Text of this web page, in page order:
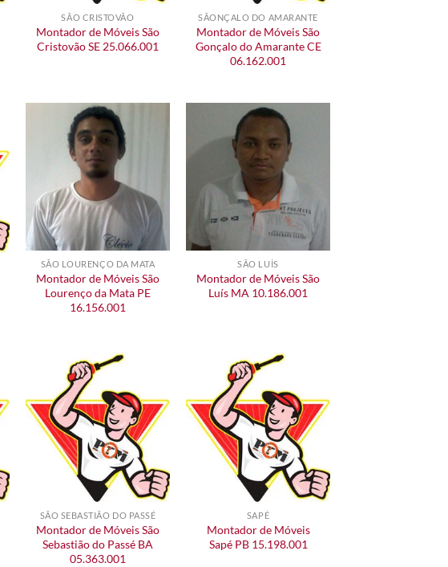
SÃO CRISTOVÃO
Montador de Móveis São
Cristovão SE 25.066.001
SÃONÇALO DO AMARANTE
Montador de Móveis São
Gonçalo do Amarante CE
06.162.001
SÃO LOURENÇO DA MATA
Montador de Móveis São
Lourenço da Mata PE
16.156.001
SÃO LUÍS
Montador de Móveis São
Luís MA 10.186.001
SÃO SEBASTIÃO DO PASSÉ
Montador de Móveis São
Sebastião do Passé BA
05.363.001
SAPÉ
Montador de Móveis
Sapé PB 15.198.001